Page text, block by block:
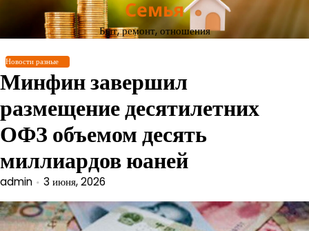
Перейти
содержимому
Семья
Быт, ремонт, отношения
Новости разные
Минфин завершил
размещение десятилетних
ОФЗ объемом десять
миллиардов юаней
admin 3 июня, 2026